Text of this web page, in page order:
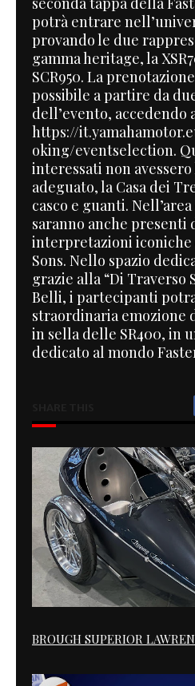
potrà entrare
provando le due
gamma heritage, la
SCR950. La
possibile a partire da
dell’evento, accedendo
https://
oking/eventselection.
interessati non
adeguato, la Casa dei
casco e guanti.
saranno anche presenti
interpretazioni iconiche
Sons. Nello spazio
grazie alla “Di Traverso
Belli, i partecipanti
straordinaria emozione
in sella delle SR400, in
dedicato al mondo
BROUGH SUPERIOR